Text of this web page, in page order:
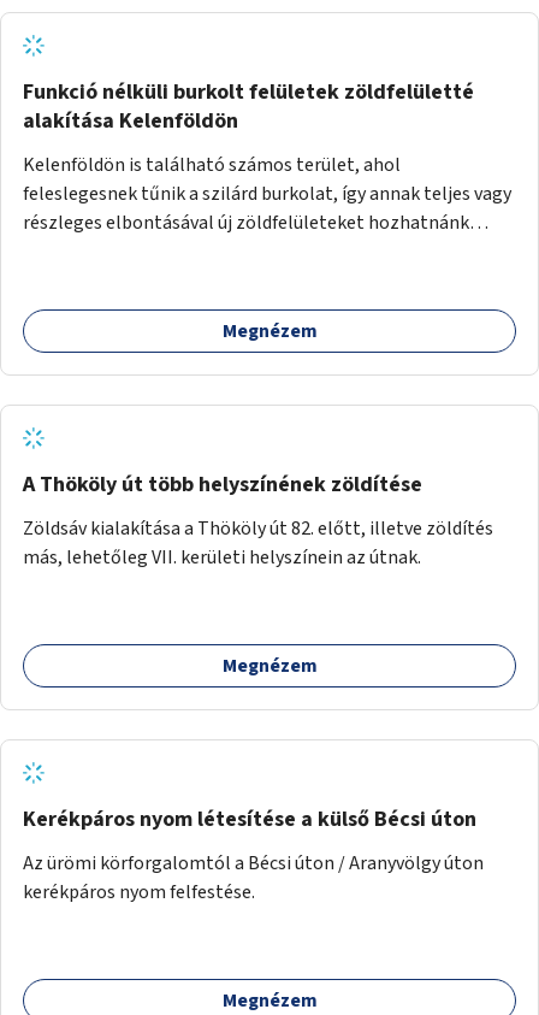
Funkció nélküli burkolt felületek zöldfelületté
alakítása Kelenföldön
Kelenföldön is található számos terület, ahol
feleslegesnek tűnik a szilárd burkolat, így annak teljes vagy
részleges elbontásával új zöldfelületeket hozhatnánk
aszfaltos területek.
Megnézem
A Thököly út több helyszínének zöldítése
Zöldsáv kialakítása a Thököly út 82. előtt, illetve zöldítés
más, lehetőleg VII. kerületi helyszínein az útnak.
Megnézem
Kerékpáros nyom létesítése a külső Bécsi úton
Az ürömi körforgalomtól a Bécsi úton / Aranyvölgy úton
kerékpáros nyom felfestése.
Megnézem